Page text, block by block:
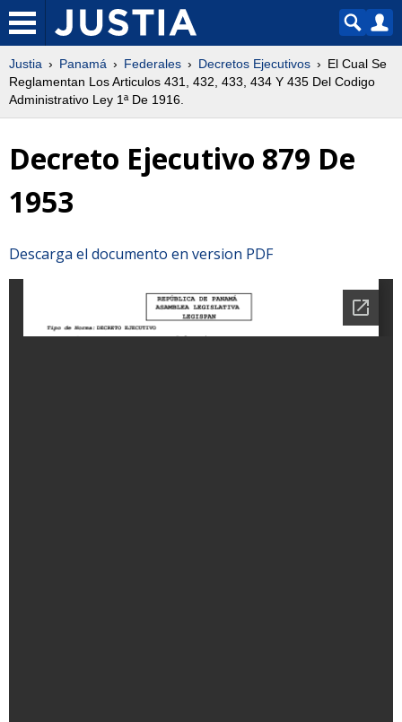
Justia Panamá Federales Decretos Ejecutivos
El Cual Se
Reglamentan Los Articulos 431, 432, 433, 434 Y 435 Del Codigo
Administrativo Ley 1ª De 1916.
Decreto Ejecutivo 879 De
1953
Descarga el documento en version PDF